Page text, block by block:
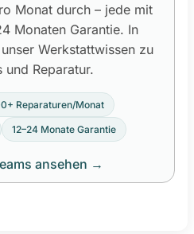
Monat durch – jede mit
Monaten Garantie. In
Werkstattwissen zu
und Reparatur.
Reparaturen/Monat
12–24 Monate Garantie
ansehen →